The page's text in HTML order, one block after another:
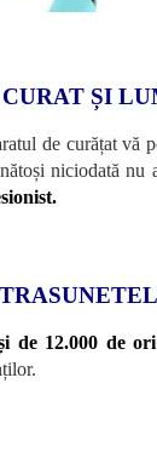
ȘI
de curățat
niciodată
de 12.000 de